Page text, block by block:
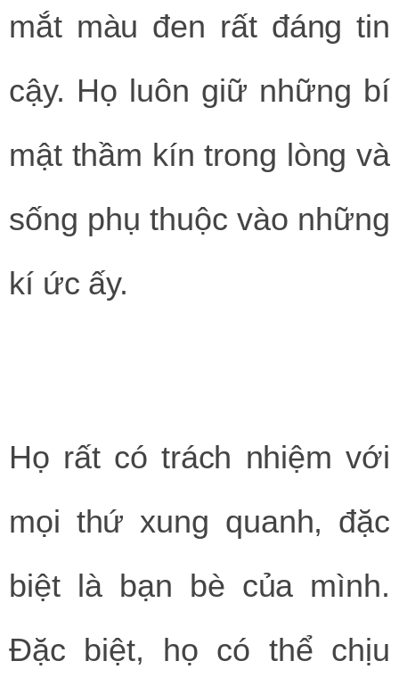
mắt màu đen rất đáng tin
cậy. Họ luôn giữ những bí
mật thầm kín trong lòng và
sống phụ thuộc vào những
kí ức ấy.
Họ rất có trách nhiệm với
mọi thứ xung quanh, đặc
biệt là bạn bè của mình.
Đặc biệt, họ có thể chịu